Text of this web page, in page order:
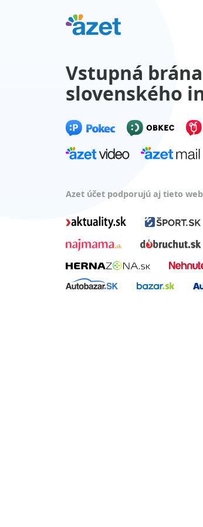
Vstupná
slovenského
Azet účet podporujú aj tieto